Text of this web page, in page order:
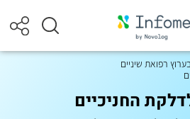
רפואת שיניים
החניכיים